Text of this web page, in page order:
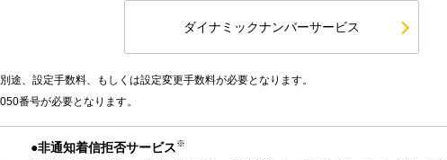
ダイナミックナンバーサービス
途、設定手数料、もしくは設定変更手数料が必要となります。
050番号が必要となります。
●非通知着信拒否サービス※